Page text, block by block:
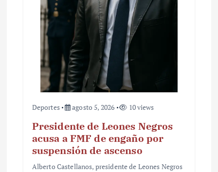
Deportes agosto 5, 2026 10 views
Presidente de Leones Negros
acusa a FMF de engaño por
suspensión de ascenso
Alberto Castellanos, presidente de Leones Negros